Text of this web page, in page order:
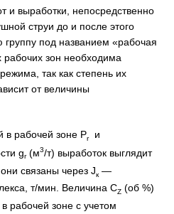
и выработки, непосредственно
струи до и после этого
под названием «рабочая
рабочих зон необходима
так как степень их
от величины
в рабочей зоне Prи
gr(м3/т) выработок выглядит
они связаны через Jк —
т/мин. Величина СZ (об %)
рабочей зоне с учетом